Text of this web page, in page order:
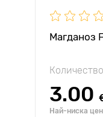
Магданоз
3.00
Най-ниска